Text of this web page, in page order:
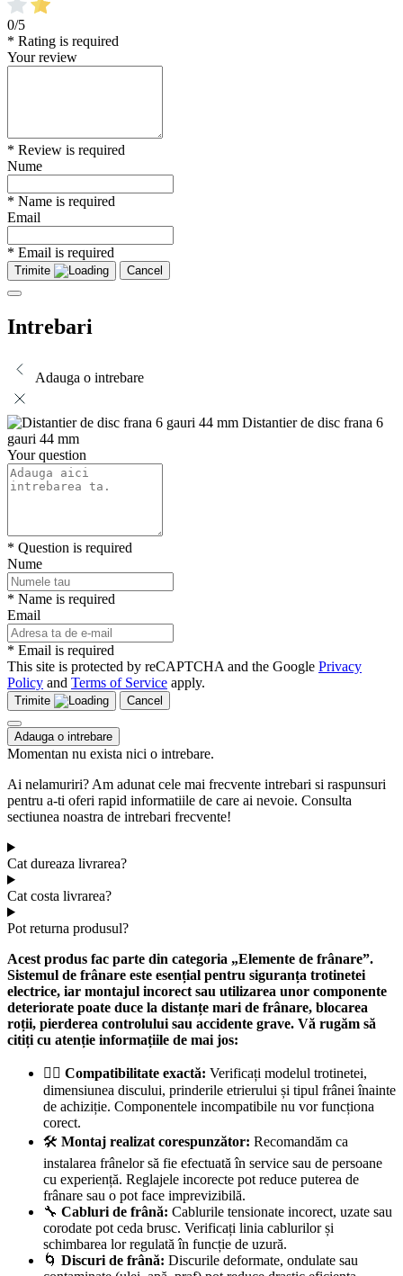
0/5
* Rating is required
Your review
* Review is required
Nume
* Name is required
Email
* Email is required
Trimite Cancel
Intrebari
Adauga o intrebare
Distantier de disc frana 6
gauri 44 mm
Your question
* Question is required
Nume
* Name is required
Email
* Email is required
This site is protected by reCAPTCHA and the Google Privacy
Policy and Terms of Service apply.
Trimite Cancel
Adauga o intrebare
Momentan nu exista nici o intrebare.
Ai nelamuriri? Am adunat cele mai frecvente intrebari si raspunsuri
pentru a-ti oferi rapid informatiile de care ai nevoie. Consulta
sectiunea noastra de intrebari frecvente!
Cat dureaza livrarea?
Cat costa livrarea?
Pot returna produsul?
Acest produs fac parte din categoria „Elemente de frânare”.
Sistemul de frânare este esențial pentru siguranța trotinetei
electrice, iar montajul incorect sau utilizarea unor componente
deteriorate poate duce la distanțe mari de frânare, blocarea
roții, pierderea controlului sau accidente grave. Vă rugăm să
citiți cu atenție informațiile de mai jos:
🚴‍♂️ Compatibilitate exactă: Verificați modelul trotinetei,
dimensiunea discului, prinderile etrierului și tipul frânei înainte
de achiziție. Componentele incompatibile nu vor funcționa
corect.
🛠️ Montaj realizat corespunzător: Recomandăm ca
instalarea frânelor să fie efectuată în service sau de persoane
cu experiență. Reglajele incorecte pot reduce puterea de
frânare sau o pot face imprevizibilă.
🔧 Cabluri de frână: Cablurile tensionate incorect, uzate sau
corodate pot ceda brusc. Verificați linia cablurilor și
schimbarea lor regulată în funcție de uzură.
🌀 Discuri de frână: Discurile deformate, ondulate sau